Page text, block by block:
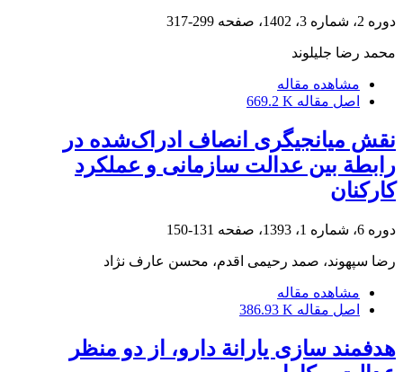
دوره 2، شماره 3، 1402، صفحه 299-317
محمد رضا جلیلوند
مشاهده مقاله
اصل مقاله 669.2 K
نقش میانجیگری انصاف ادراک‌شده در
رابطة بین عدالت سازمانی و عملکرد
کارکنان
دوره 6، شماره 1، 1393، صفحه 131-150
رضا سپهوند، صمد رحیمی اقدم، محسن عارف نژاد
مشاهده مقاله
اصل مقاله 386.93 K
هدفمند سازی یارانة دارو، از دو منظر